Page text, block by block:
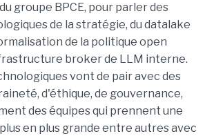
groupe BPCE, pour parler des
de la stratégie, du datalake
de la politique open
broker de LLM interne.
vont de pair avec des
d'éthique, de gouvernance,
des équipes qui prennent une
en plus grande entre autres avec